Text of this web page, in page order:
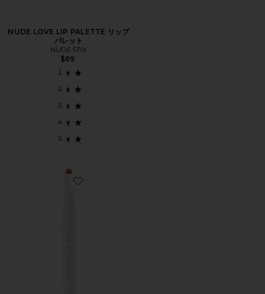
NUDE LOVE LIP PALETTE リップ
パレット
NUDESTIX
$69
Favorite LIP PLUMP & FILL UP LINER リッププランプ＆